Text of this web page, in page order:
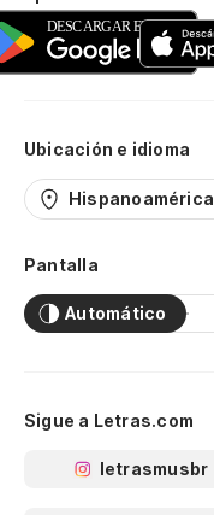
Ubicación e idioma
Hispanoamérica
Pantalla
Automático
Sigue a Letras.com
letrasmusbr